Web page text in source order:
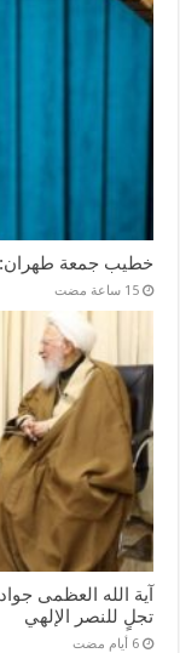
خطيب جمعة طهران:
‏15 ساعة مضت
آية الله العظمى
تجلٍ للنصر الإلهي
‏6 أيام مضت